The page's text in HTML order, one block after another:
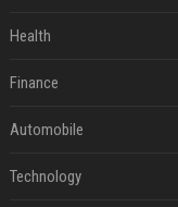
Health
Finance
Automobile
Technology